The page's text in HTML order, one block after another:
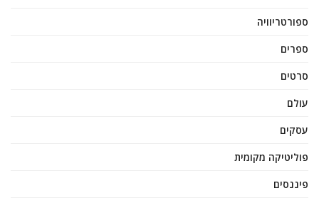
ספורטריוויה
ספרים
סרטים
עולם
עסקים
פוליטיקה מקומית
פיננסים